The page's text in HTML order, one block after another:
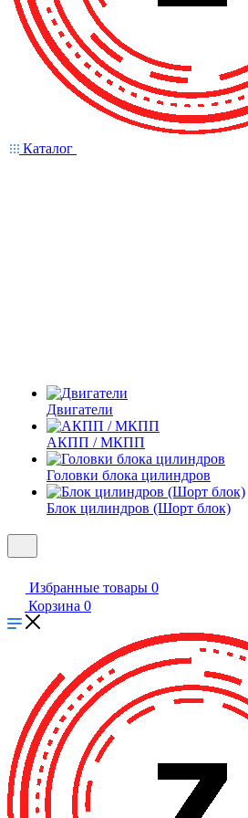
Каталог
Двигатели
АКПП / МКПП
Головки блока цилиндров
Блок цилиндров (Шорт блок)
Избранные товары 0
Корзина 0